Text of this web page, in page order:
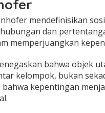
mendefinisikan
dan
memperjuangkan
bahwa objek
kelompok, bukan
bahwa kepentingan